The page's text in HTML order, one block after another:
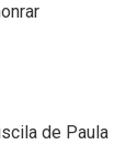
de Paula